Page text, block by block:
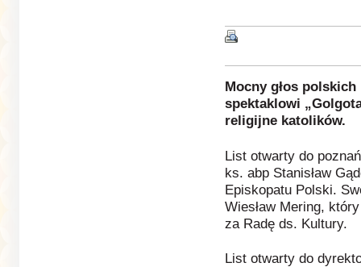
Mocny głos
spektaklowi
religijne katolików.
List otwarty do
ks. abp Stanisław
Episkopatu Polski.
Wiesław Mering,
za Radę ds. Kultury.
List otwarty do